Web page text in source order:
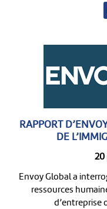
RAPPORT
DE
20
Envoy Global a
ressources
d’entreprise